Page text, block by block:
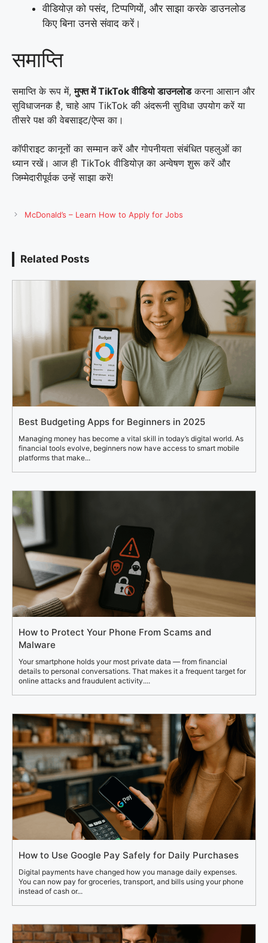
वीडियोज़ को पसंद, टिप्पणियों, और साझा करके डाउनलोड
किए बिना उनसे संवाद करें।
समाप्ति
समाप्ति के रूप में,मुफ्त में TikTok वीडियो डाउनलोडकरना आसान और
सुविधाजनक है, चाहे आप TikTok की अंदरूनी सुविधा उपयोग करें या
तीसरे पक्ष की वेबसाइट/ऐप्स का।
कॉपीराइट कानूनों का सम्मान करें और गोपनीयता संबंधित पहलुओं का
ध्यान रखें। आज ही TikTok वीडियोज़ का अन्वेषण शुरू करें और
जिम्मेदारीपूर्वक उन्हें साझा करें!
McDonald’s – Learn How to Apply for Jobs
Related Posts
Best Budgeting Apps for Beginners in 2025
Managing money has become a vital skill in today’s digital world. As
financial tools evolve, beginners now have access to smart mobile
platforms that make...
How to Protect Your Phone From Scams and
Malware
Your smartphone holds your most private data — from financial
details to personal conversations. That makes it a frequent target for
online attacks and fraudulent activity....
How to Use Google Pay Safely for Daily Purchases
Digital payments have changed how you manage daily expenses.
You can now pay for groceries, transport, and bills using your phone
instead of cash or...